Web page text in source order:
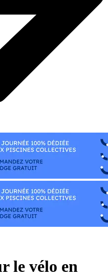
le vélo en